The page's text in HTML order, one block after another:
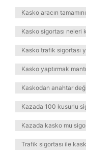
Kasko aracın
Kasko sigortası neleri
Kasko trafik sigortası
Kasko yaptırmak
Kaskodan anahtar
Kazada 100 kusurlu
Kazada kasko mu
Trafik sigortası ile